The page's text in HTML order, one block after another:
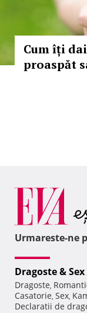
Cum îți
proaspăt
Urmareste-ne
Dragoste & Sex
Dragoste,
Casatorie, Sex,
Declaratii de